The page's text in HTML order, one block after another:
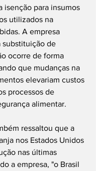
isenção para insumos
utilizados na
A empresa
substituição de
ocorre de forma
que mudanças na
elevariam custos
processos de
alimentar.
ressaltou que a
nos Estados Unidos
nas últimas
a empresa, "o Brasil